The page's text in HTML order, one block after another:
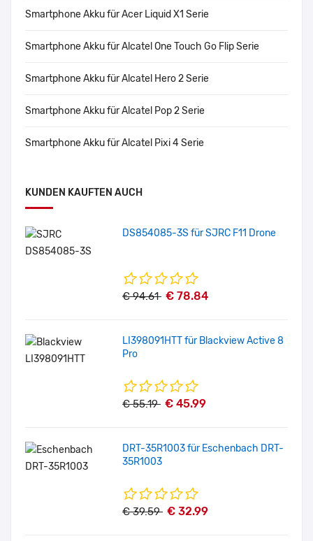
Smartphone Akku für Acer Liquid X1 Serie
Smartphone Akku für Alcatel One Touch Go Flip Serie
Smartphone Akku für Alcatel Hero 2 Serie
Smartphone Akku für Alcatel Pop 2 Serie
Smartphone Akku für Alcatel Pixi 4 Serie
KUNDEN KAUFTEN AUCH
DS854085-3S für SJRC F11 Drone
€ 94.61 € 78.84
LI398091HTT für Blackview Active 8
Pro
€ 55.19 € 45.99
DRT-35R1003 für Eschenbach DRT-
35R1003
€ 39.59 € 32.99